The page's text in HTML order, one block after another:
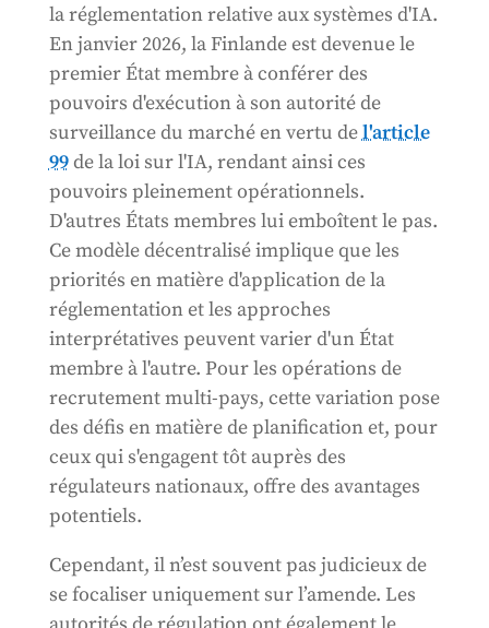
la réglementation relative aux systèmes d'IA.
En janvier 2026, la Finlande est devenue le
premier État membre à conférer des
pouvoirs d'exécution à son autorité de
surveillance du marché en vertu del'article
99de la loi sur l'IA, rendant ainsi ces
pouvoirs pleinement opérationnels.
D'autres États membres lui emboîtent le pas.
Ce modèle décentralisé implique que les
priorités en matière d'application de la
réglementation et les approches
interprétatives peuvent varier d'un État
membre à l'autre. Pour les opérations de
recrutement multi-pays, cette variation pose
des défis en matière de planification et, pour
ceux qui s'engagent tôt auprès des
régulateurs nationaux, offre des avantages
potentiels.
Cependant, il n’est souvent pas judicieux de
se focaliser uniquement sur l’amende. Les